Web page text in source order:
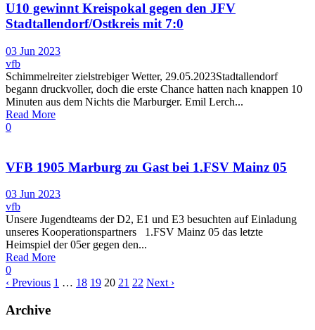
U10 gewinnt Kreispokal gegen den JFV
Stadtallendorf/Ostkreis mit 7:0
03 Jun 2023
vfb
Schimmelreiter zielstrebiger Wetter, 29.05.2023Stadtallendorf
begann druckvoller, doch die erste Chance hatten nach knappen 10
Minuten aus dem Nichts die Marburger. Emil Lerch...
Read More
0
VFB 1905 Marburg zu Gast bei 1.FSV Mainz 05
03 Jun 2023
vfb
Unsere Jugendteams der D2, E1 und E3 besuchten auf Einladung
unseres Kooperationspartners 1.FSV Mainz 05 das letzte
Heimspiel der 05er gegen den...
Read More
0
‹ Previous 1 … 18 19 20 21 22 Next ›
Archive